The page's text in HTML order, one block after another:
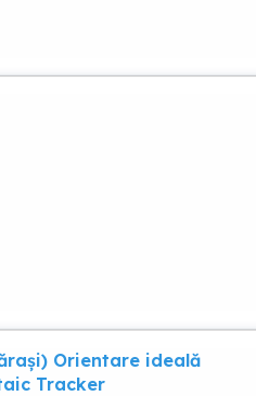
Orientare ideală
Tracker